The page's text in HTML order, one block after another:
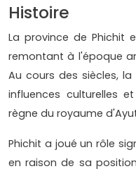
Histoire
La province de Phichit
remontant à l'époque
Au cours des siècles,
influences culturelles
règne du royaume
Phichit a joué un rôle
en raison de sa